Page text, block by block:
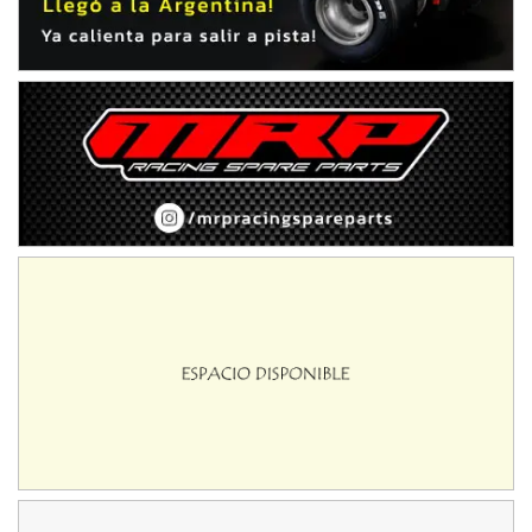
Zárate (Buenos Aires)
Rubén Luis Di Palma (Asfalto)
Ciudad Evita (Buenos Aires)
AKPS - F6
Kartódromo AKPS (Asfalto)
Comodoro Rivadavia (Chubut)
CORDOBES ASFALTO - F7